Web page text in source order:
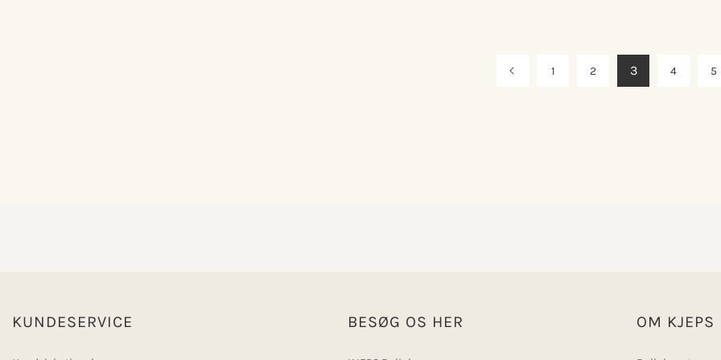
1 2 3 4 5
KUNDESERVICE BESØG OS HER OM KJEPS